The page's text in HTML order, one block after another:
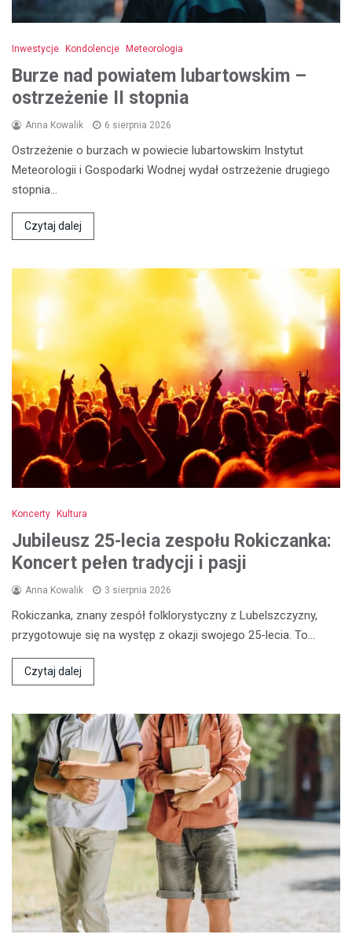
Inwestycje Kondolencje Meteorologia
Burze nad powiatem lubartowskim –
ostrzeżenie II stopnia
Anna Kowalik 6 sierpnia 2026
Ostrzeżenie o burzach w powiecie lubartowskim Instytut
Meteorologii i Gospodarki Wodnej wydał ostrzeżenie drugiego
stopnia…
Czytaj dalej
Koncerty Kultura
Jubileusz 25-lecia zespołu Rokiczanka:
Koncert pełen tradycji i pasji
Anna Kowalik 3 sierpnia 2026
Rokiczanka, znany zespół folklorystyczny z Lubelszczyzny,
przygotowuje się na występ z okazji swojego 25-lecia. To…
Czytaj dalej